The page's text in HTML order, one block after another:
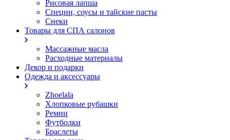
Рисовая лапша
Специи, соусы и тайские пасты
Снеки
Товары для СПА салонов
Массажные масла
Расходные материалы
Декор и подарки
Одежда и аксессуары
Zhoelala
Хлопковые рубашки
Ремни
Футболки
Браслеты